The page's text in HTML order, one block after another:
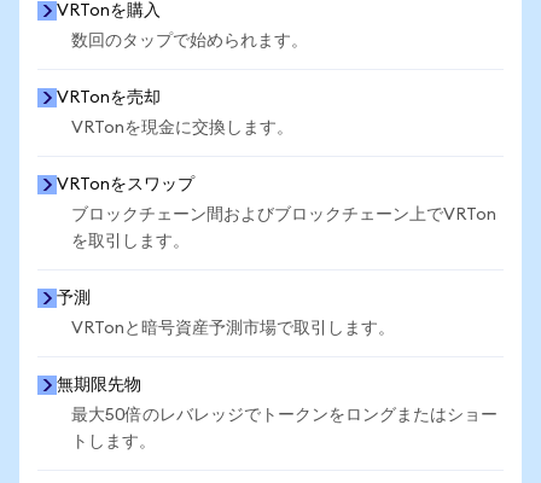
VRTonを購入
数回のタップで始められます。
VRTonを売却
VRTonを現金に交換します。
VRTonをスワップ
ブロックチェーン間およびブロックチェーン上でVRTon
を取引します。
予測
VRTonと暗号資産予測市場で取引します。
無期限先物
最大50倍のレバレッジでトークンをロングまたはショー
トします。